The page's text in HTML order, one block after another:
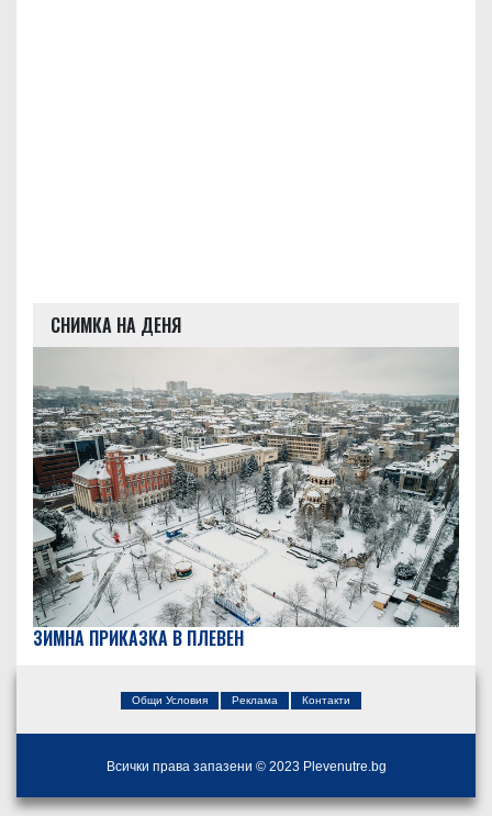
СНИМКА НА ДЕНЯ
ЗИМНА ПРИКАЗКА В ПЛЕВЕН
Общи Условия Реклама Контакти
Всички права запазени © 2023 Plevenutre.bg